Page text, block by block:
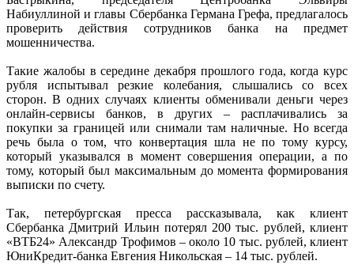
Набиуллиной и главы Сбербанка Германа Грефа, предлагалось
проверить действия сотрудников банка на предмет
мошенничества.
Такие жалобы в середине декабря прошлого года, когда курс
рубля испытывал резкие колебания, слышались со всех
сторон. В одних случаях клиенты обменивали деньги через
онлайн-сервисы банков, в других – расплачивались за
покупки за границей или снимали там наличные. Но всегда
речь была о том, что конвертация шла не по тому курсу,
который указывался в момент совершения операции, а по
тому, который был максимальным до момента формирования
выписки по счету.
Так, петербургская пресса рассказывала, как клиент
Сбербанка Дмитрий Ильин потерял 200 тыс. рублей, клиент
«ВТБ24» Александр Трофимов – около 10 тыс. рублей, клиент
ЮниКредит-банка Евгения Никольская – 14 тыс. рублей.